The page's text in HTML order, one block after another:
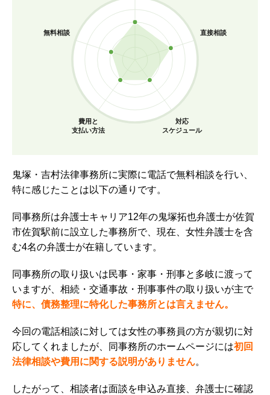
直接相談
対応
スケジュール
費用と
支払い方法
無料相談
鬼塚・吉村法律事務所に実際に電話で無料相談を行い、
特に感じたことは以下の通りです。
同事務所は弁護士キャリア12年の鬼塚拓也弁護士が佐賀
市佐賀駅前に設立した事務所で、 現在、女性弁護士を含
む4名の弁護士が在籍しています。
同事務所の取り扱いは民事・家事・刑事と多岐に渡って
いますが、相続・交通事故・刑事事件の取り扱いが主で
特に、債務整理に特化した事務所とは言えません。
今回の電話相談に対しては女性の事務員の方が親切に対
応してくれましたが、同事務所のホームページには初回
法律相談や費用に関する説明がありません。
したがって、相談者は面談を申込み直接、弁護士に確認